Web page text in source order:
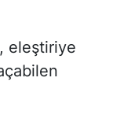
eleştiriye